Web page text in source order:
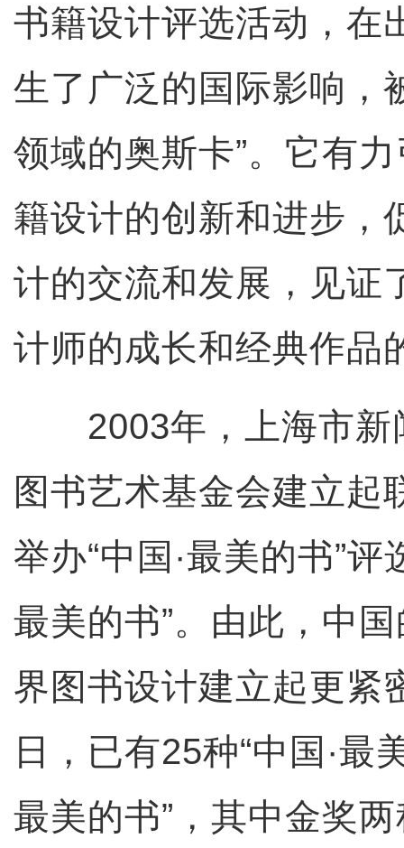
书籍设计评选活动，在
生了广泛的国际影响，
领域的奥斯卡”。它有
籍设计的创新和进步，
计的交流和发展，见证
计师的成长和经典作品
2003年，上海市新
图书艺术基金会建立起
举办“中国·最美的书”评
最美的书”。由此，中
界图书设计建立起更紧
日，已有25种“中国·最
最美的书”，其中金奖